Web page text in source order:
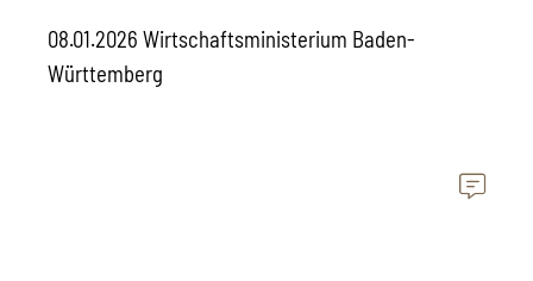
08.01.2026 Wirtschaftsministerium Baden-
Württemberg